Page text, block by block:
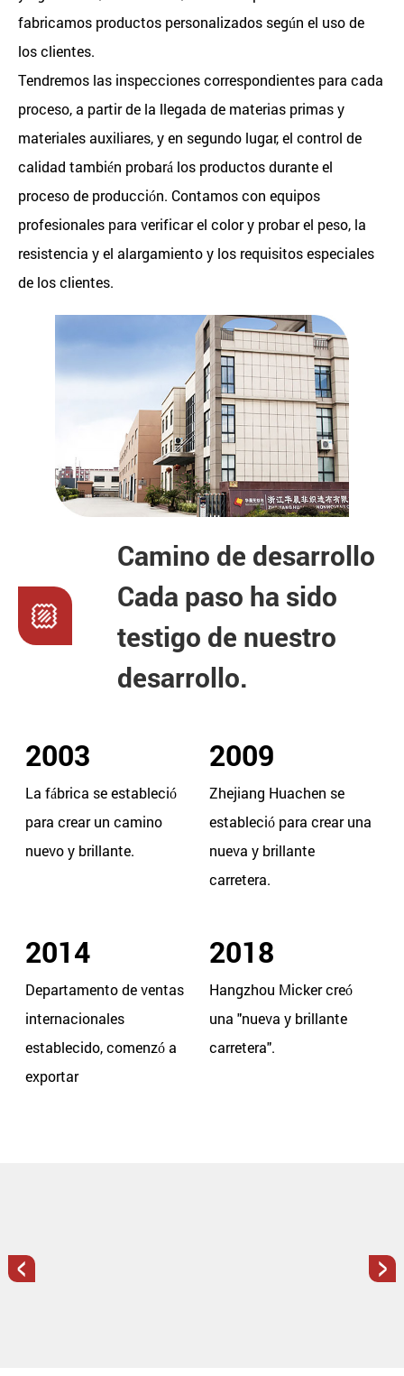
fabricamos productos personalizados según el uso de
los clientes.
Tendremos las inspecciones correspondientes para cada
proceso, a partir de la llegada de materias primas y
materiales auxiliares, y en segundo lugar, el control de
calidad también probará los productos durante el
proceso de producción. Contamos con equipos
profesionales para verificar el color y probar el peso, la
resistencia y el alargamiento y los requisitos especiales
de los clientes.
Camino de desarrollo
Cada paso ha sido
testigo de nuestro
desarrollo.
2003
La fábrica se estableció
para crear un camino
nuevo y brillante.
2009
Zhejiang Huachen se
estableció para crear una
nueva y brillante
carretera.
2014
Departamento de ventas
internacionales
establecido, comenzó a
exportar
2018
Hangzhou Micker creó
una "nueva y brillante
carretera".
< >